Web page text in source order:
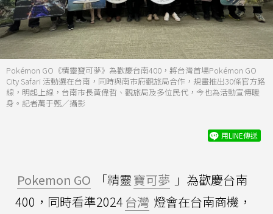
Pokémon GO《精靈寶可夢》為歡慶台南400，將台灣首場Pokémon GO
City Safari 活動選在台南，同時與南市府觀旅局合作，規畫推出30條官方路
線，明起上線，台南市長黃偉哲、觀旅局及多位民代，今也為活動宣傳暖
身。記者萬于甄／攝影
用LINE傳送
Pokemon GO 「精靈寶可夢 」為歡慶台南
400，同時看準2024台灣 燈會在台南商機，